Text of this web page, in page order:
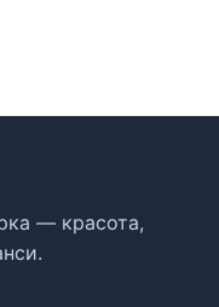
— красота,